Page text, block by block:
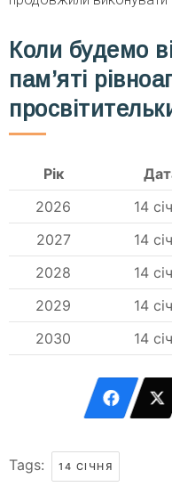
Коли будемо
пам’яті
Рік
2026
14
2027
14
2028
14
2029
14
2030
14
Tags: 14 СІЧНЯ